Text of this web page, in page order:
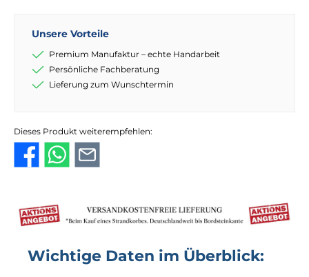
Unsere Vorteile
Premium Manufaktur – echte Handarbeit
Persönliche Fachberatung
Lieferung zum Wunschtermin
Dieses Produkt weiterempfehlen:
Wichtige Daten im Überblick: